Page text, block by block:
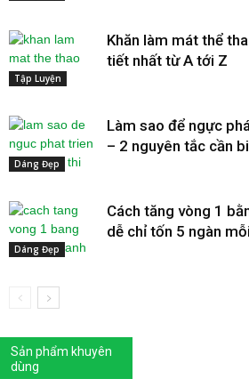
Tập Luyện
Khăn làm mát thể
tiết nhất từ A tới Z
Dáng Đẹp
Làm sao để ngực
– 2 nguyên tắc cần
Dáng Đẹp
Cách tăng vòng 1
dễ chỉ tốn 5 ngàn
Sản phẩm khuyên
dùng